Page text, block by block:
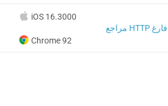
iOS 16.3000
Chrome 92
مراجع HTTP فارغ